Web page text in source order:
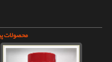
محصولات